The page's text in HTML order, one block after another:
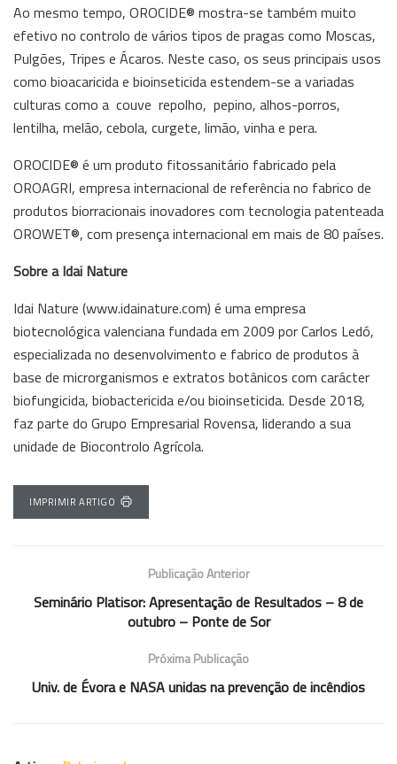
Ao mesmo tempo, OROCIDE® mostra-se também muito
efetivo no controlo de vários tipos de pragas como Moscas,
Pulgões, Tripes e Ácaros. Neste caso, os seus principais usos
como bioacaricida e bioinseticida estendem-se a variadas
culturas como a couve repolho, pepino, alhos-porros,
lentilha, melão, cebola, curgete, limão, vinha e pera.
OROCIDE® é um produto fitossanitário fabricado pela
OROAGRI, empresa internacional de referência no fabrico de
produtos biorracionais inovadores com tecnologia patenteada
OROWET®, com presença internacional em mais de 80 países.
Sobre a Idai Nature
Idai Nature (www.idainature.com) é uma empresa
biotecnológica valenciana fundada em 2009 por Carlos Ledó,
especializada no desenvolvimento e fabrico de produtos à
base de microrganismos e extratos botânicos com carácter
biofungicida, biobactericida e/ou bioinseticida. Desde 2018,
faz parte do Grupo Empresarial Rovensa, liderando a sua
unidade de Biocontrolo Agrícola.
IMPRIMIR ARTIGO
Publicação Anterior
Seminário Platisor: Apresentação de Resultados – 8 de
outubro – Ponte de Sor
Próxima Publicação
Univ. de Évora e NASA unidas na prevenção de incêndios